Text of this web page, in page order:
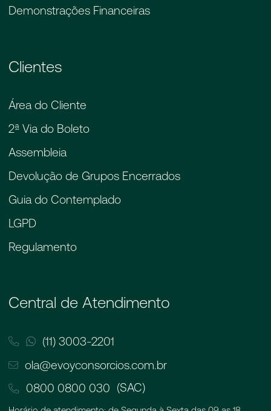
Demonstrações Financeiras
Clientes
Área do Cliente
2ª Via do Boleto
Assembleia
Devolução de Grupos Encerrados
Guia do Contemplado
LGPD
Regulamento
Central de Atendimento
(11) 3003-2201
ola@evoyconsorcios.com.br
0800 0800 030 (SAC)